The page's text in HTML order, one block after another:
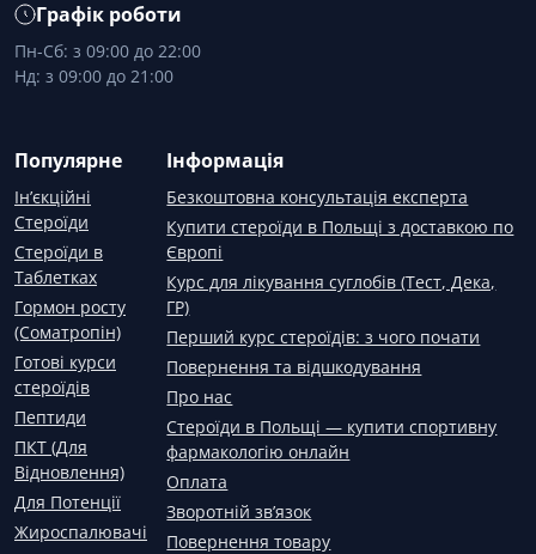
Графік роботи
Пн-Сб: з 09:00 до 22:00
Нд: з 09:00 до 21:00
Популярне
Ін’єкційні
Стероїди
Стероїди в
Таблетках
Гормон росту
(Соматропін)
Готові курси
стероїдів
Пептиди
ПКТ (Для
Відновлення)
Для Потенції
Жироспалювачі
Інформація
Безкоштовна консультація експерта
Купити стероїди в Польщі з доставкою по
Європі
Курс для лікування суглобів (Тест, Дека,
ГР)
Перший курс стероїдів: з чого почати
Повернення та відшкодування
Про нас
Стероїди в Польщі — купити спортивну
фармакологію онлайн
Оплата
Зворотній зв’язок
Повернення товару